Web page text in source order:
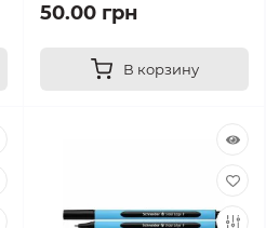
50.00 грн
В корзину